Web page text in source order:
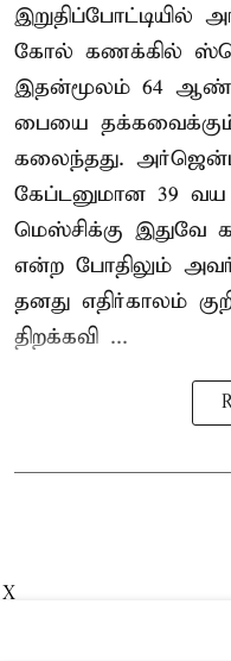
இறுதிப்போட்டியில்
கோல் கணக்கில்
இதன்மூலம் 64
பையை
கலைந்தது.
கேப்டனுமான 39
மெஸ்சிக்கு
என்ற போதிலும்
தனது எதிர்காலம்
திறக்கவி ...
X